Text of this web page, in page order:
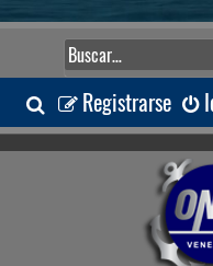
Registrarse
B
u